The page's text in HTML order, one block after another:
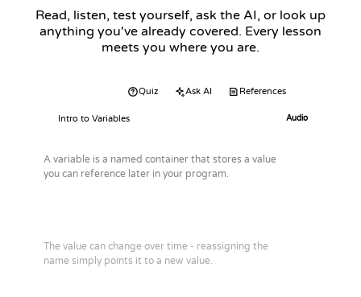
Read, listen, test yourself, ask the AI, or look up
anything you've already covered. Every lesson
meets you where you are.
Quiz Ask AI References
Intro to Variables Audio
A variable is a named container that stores a value
you can reference later in your program.
The value can change over time - reassigning the
name simply points it to a new value.